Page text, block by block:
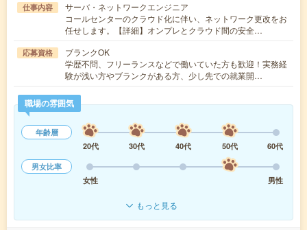
仕事内容
サーバ・ネットワークエンジニア
コールセンターのクラウド化に伴い、ネットワーク更改をお
任せします。【詳細】オンプレとクラウド間の安全…
応募資格
ブランクOK
学歴不問、フリーランスなどで働いていた方も歓迎！実務経
験が浅い方やブランクがある方、少し先での就業開…
職場の雰囲気
年齢層
20代
30代 40代 50代
60代
男女比率
女性
男性
もっと見る